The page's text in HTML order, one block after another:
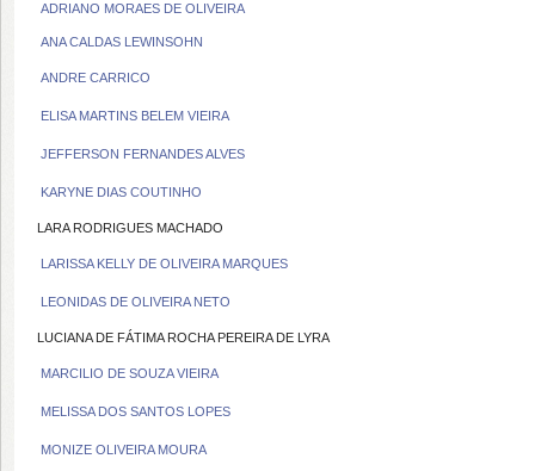
ADRIANO MORAES DE OLIVEIRA
ANA CALDAS LEWINSOHN
ANDRE CARRICO
ELISA MARTINS BELEM VIEIRA
JEFFERSON FERNANDES ALVES
KARYNE DIAS COUTINHO
LARA RODRIGUES MACHADO
LARISSA KELLY DE OLIVEIRA MARQUES
LEONIDAS DE OLIVEIRA NETO
LUCIANA DE FÁTIMA ROCHA PEREIRA DE LYRA
MARCILIO DE SOUZA VIEIRA
MELISSA DOS SANTOS LOPES
MONIZE OLIVEIRA MOURA